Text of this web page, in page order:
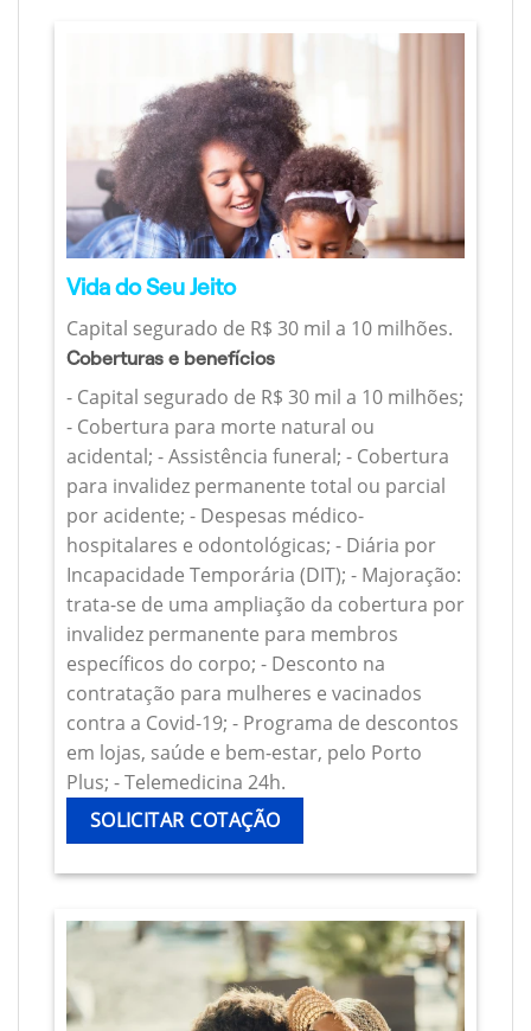
Vida do Seu Jeito
Capital segurado de R$ 30 mil a 10 milhões.
Coberturas e benefícios
- Capital segurado de R$ 30 mil a 10 milhões;
- Cobertura para morte natural ou
acidental; - Assistência funeral; - Cobertura
para invalidez permanente total ou parcial
por acidente; - Despesas médico-
hospitalares e odontológicas; - Diária por
Incapacidade Temporária (DIT); - Majoração:
trata-se de uma ampliação da cobertura por
invalidez permanente para membros
específicos do corpo; - Desconto na
contratação para mulheres e vacinados
contra a Covid-19; - Programa de descontos
em lojas, saúde e bem-estar, pelo Porto
Plus; - Telemedicina 24h.
SOLICITAR COTAÇÃO